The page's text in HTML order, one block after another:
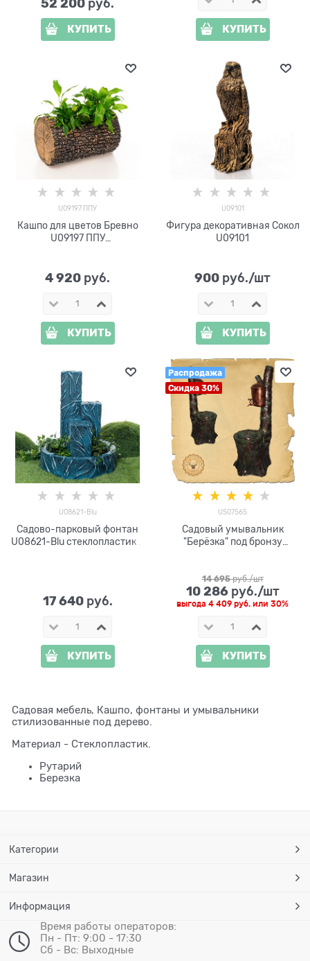
52 200 руб.
КУПИТЬ КУПИТЬ
U09197 ППУ
Кашпо для цветов Бревно
U09197 ППУ
4 920 руб.
КУПИТЬ
U09101
Фигура декоративная Сокол
U09101
900 руб./шт
КУПИТЬ
U08621-Blu
Садово-парковый фонтан
U08621-Blu стеклопластик h
17 640 руб.
КУПИТЬ
Распродажа
Скидка 30%
US07565
Садовый умывальник
"Берёзка" под бронзу
14 695 руб./шт
10 286 руб./шт
выгода 4 409 руб. или 30%
КУПИТЬ
Садовая мебель, Кашпо, фонтаны и умывальники
стилизованные под дерево.
Материал - Стеклопластик.
Рутарий
Березка
Категории
Магазин
Информация
Время работы операторов:
Пн - Пт: 9:00 - 17:30
Сб - Вс: Выходные